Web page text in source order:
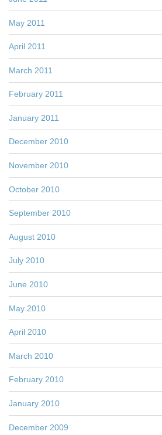
May 2011
April 2011
March 2011
February 2011
January 2011
December 2010
November 2010
October 2010
September 2010
August 2010
July 2010
June 2010
May 2010
April 2010
March 2010
February 2010
January 2010
December 2009